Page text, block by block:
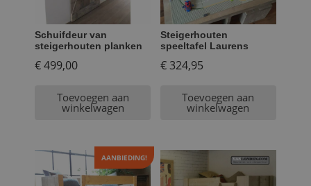
Schuifdeur van
steigerhouten planken
€499,00
Toevoegen aan
winkelwagen
Steigerhouten
speeltafel Laurens
€324,95
Toevoegen aan
winkelwagen
AANBIEDING!